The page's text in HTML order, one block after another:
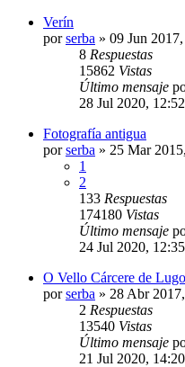
Verín
porserba » 09 Jun
8 Respuestas
15862 Vistas
Último mensaje
28 Jul 2020, 12:52
Fotografía antigua
porserba » 25 Mar
1
2
133 Respuestas
174180 Vistas
Último mensaje
24 Jul 2020, 12:35
O Vello Cárcere de Lugo
porserba » 28 Abr
2 Respuestas
13540 Vistas
Último mensaje
21 Jul 2020, 14:20